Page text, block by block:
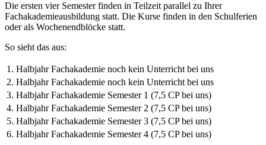
Die ersten vier Semester finden in Teilzeit parallel zu Ihrer
Fachakademieausbildung statt. Die Kurse finden in den Schulferien
oder als Wochenendblöcke statt.
So sieht das aus:
1. Halbjahr Fachakademie noch kein Unterricht bei uns
2. Halbjahr Fachakademie noch kein Unterricht bei uns
3. Halbjahr Fachakademie Semester 1 (7,5 CP bei uns)
4. Halbjahr Fachakademie Semester 2 (7,5 CP bei uns)
5. Halbjahr Fachakademie Semester 3 (7,5 CP bei uns)
6. Halbjahr Fachakademie Semester 4 (7,5 CP bei uns)